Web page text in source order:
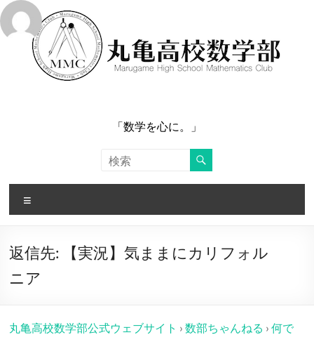
コ
ン
テ
「数学を心に。」
ニ
ー
返信先: 【実況】気ままにカリフォル
ニア
丸亀高校数学部公式ウェブサイト › 数部ちゃんねる › 何で